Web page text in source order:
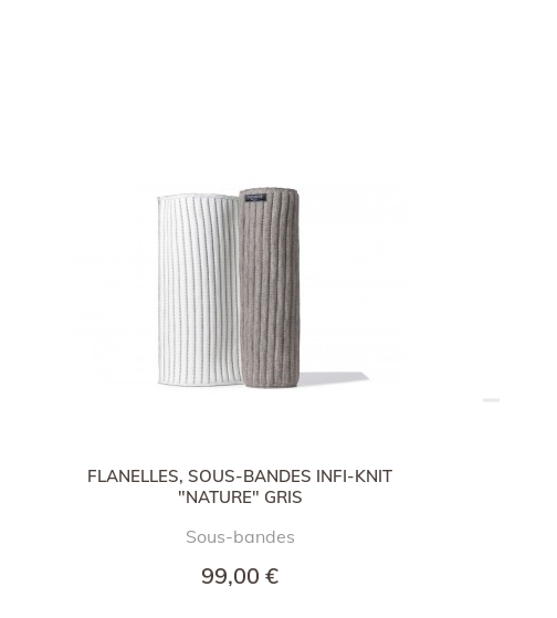
FLANELLES, SOUS-BANDES INFI-KNIT
"NATURE" GRIS
Sous-bandes
99,00 €